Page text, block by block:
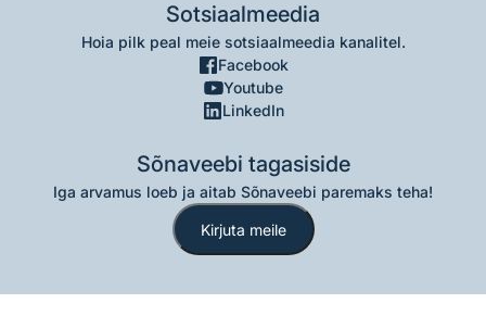
Sotsiaalmeedia
Hoia pilk peal meie sotsiaalmeedia kanalitel.
Facebook
Youtube
LinkedIn
Sõnaveebi tagasiside
Iga arvamus loeb ja aitab Sõnaveebi paremaks teha!
Kirjuta meile